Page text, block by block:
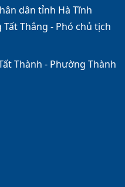
dân tỉnh Hà Tĩnh
Tất Thắng - Phó chủ tịch
Thành - Phường Thành